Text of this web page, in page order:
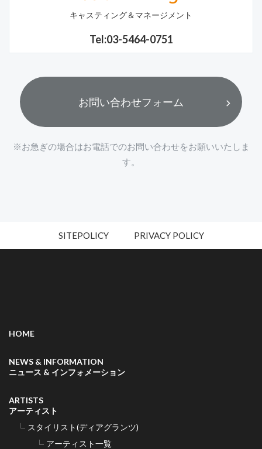
キャスティング＆マネージメント
Tel:03-5464-0751
お問い合わせフォーム
※お急ぎの場合はお電話でのお問い合わせをお願いいたしま
す。
SITEPOLICY PRIVACY POLICY
HOME
NEWS & INFORMATION
ニュース & インフォメーション
ARTISTS
アーティスト
スタイリスト(ディアグランツ)
アーティスト一覧